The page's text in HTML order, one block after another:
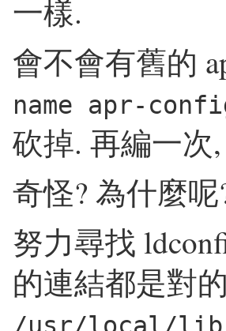
一樣.
會不會有舊的
name apr-
砍掉. 再編一次
奇怪? 為什麼呢
努力尋找
的連結都是對